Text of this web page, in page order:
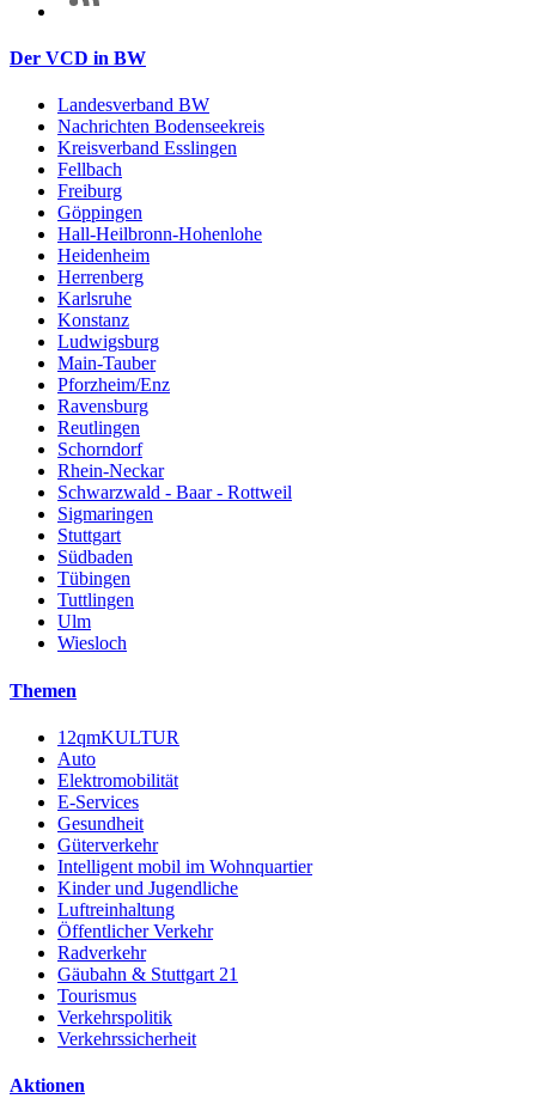
Der VCD in BW
Landesverband BW
Nachrichten Bodenseekreis
Kreisverband Esslingen
Fellbach
Freiburg
Göppingen
Hall-Heilbronn-Hohenlohe
Heidenheim
Herrenberg
Karlsruhe
Konstanz
Ludwigsburg
Main-Tauber
Pforzheim/Enz
Ravensburg
Reutlingen
Schorndorf
Rhein-Neckar
Schwarzwald - Baar - Rottweil
Sigmaringen
Stuttgart
Südbaden
Tübingen
Tuttlingen
Ulm
Wiesloch
Themen
12qmKULTUR
Auto
Elektromobilität
E-Services
Gesundheit
Güterverkehr
Intelligent mobil im Wohnquartier
Kinder und Jugendliche
Luftreinhaltung
Öffentlicher Verkehr
Radverkehr
Gäubahn & Stuttgart 21
Tourismus
Verkehrspolitik
Verkehrssicherheit
Aktionen